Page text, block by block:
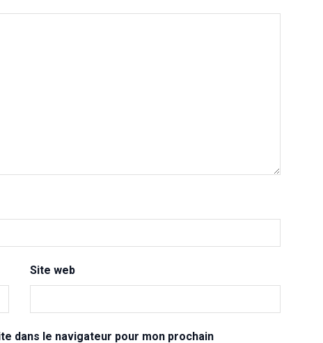
Site web
dans le navigateur pour mon prochain